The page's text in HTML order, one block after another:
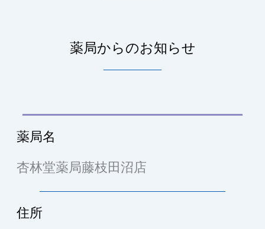
薬局からのお知らせ
薬局名
杏林堂薬局藤枝田沼店
住所